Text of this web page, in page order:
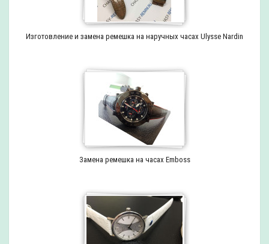
Изготовление и замена ремешка на наручных часах Ulysse Nardin
Замена ремешка на часах Emboss